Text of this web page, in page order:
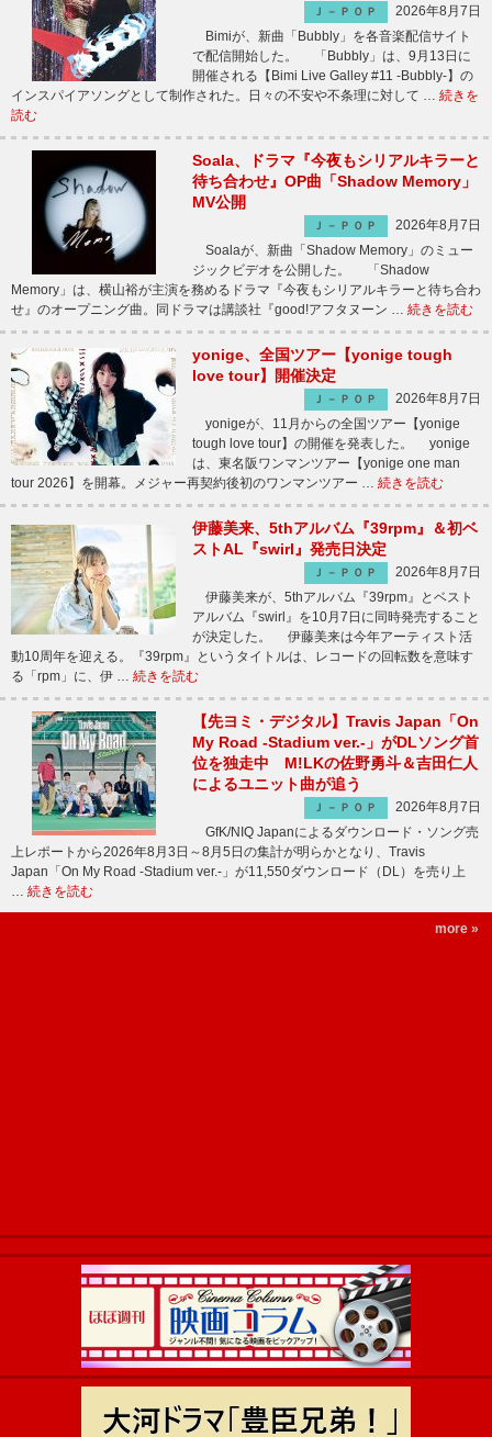
Ｊ－ＰＯＰ
2026年8月7日
Bimiが、新曲「Bubbly」を各音楽配信サイト
で配信開始した。 「Bubbly」は、9月13日に
開催される【Bimi Live Galley #11 -Bubbly-】の
インスパイアソングとして制作された。日々の不安や不条理に対して … 続きを
読む
Soala、ドラマ『今夜もシリアルキラーと
待ち合わせ』OP曲「Shadow Memory」
MV公開
Ｊ－ＰＯＰ
2026年8月7日
Soalaが、新曲「Shadow Memory」のミュー
ジックビデオを公開した。 「Shadow
Memory」は、横山裕が主演を務めるドラマ『今夜もシリアルキラーと待ち合わ
せ』のオープニング曲。同ドラマは講談社『good!アフタヌーン … 続きを読む
yonige、全国ツアー【yonige tough
love tour】開催決定
Ｊ－ＰＯＰ
2026年8月7日
yonigeが、11月からの全国ツアー【yonige
tough love tour】の開催を発表した。 yonige
は、東名阪ワンマンツアー【yonige one man
tour 2026】を開幕。メジャー再契約後初のワンマンツアー … 続きを読む
伊藤美来、5thアルバム『39rpm』＆初ベ
ストAL『swirl』発売日決定
Ｊ－ＰＯＰ
2026年8月7日
伊藤美来が、5thアルバム『39rpm』とベスト
アルバム『swirl』を10月7日に同時発売すること
が決定した。 伊藤美来は今年アーティスト活
動10周年を迎える。『39rpm』というタイトルは、レコードの回転数を意味す
る「rpm」に、伊 … 続きを読む
【先ヨミ・デジタル】Travis Japan「On
My Road -Stadium ver.-」がDLソング首
位を独走中 M!LKの佐野勇斗＆吉田仁人
によるユニット曲が追う
Ｊ－ＰＯＰ
2026年8月7日
GfK/NIQ Japanによるダウンロード・ソング売
上レポートから2026年8月3日～8月5日の集計が明らかとなり、Travis
Japan「On My Road -Stadium ver.-」が11,550ダウンロード（DL）を売り上
… 続きを読む
more »